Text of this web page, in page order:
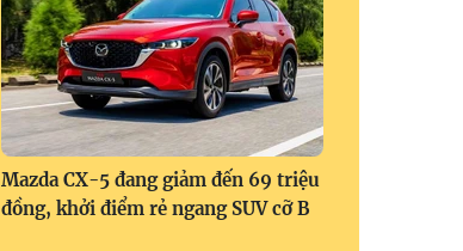
Mazda CX-5 đang giảm đến 69 triệu
đồng, khởi điểm rẻ ngang SUV cỡ B